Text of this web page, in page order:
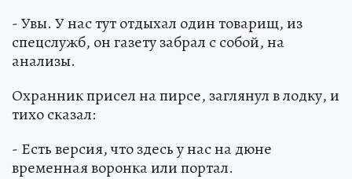
- Увы. У нас тут отдыхал один товарищ, из
спецслужб, он газету забрал с собой, на
анализы.
Охранник присел на пирсе, заглянул в лодку, и
тихо сказал:
- Есть версия, что здесь у нас на дюне
временная воронка или портал.